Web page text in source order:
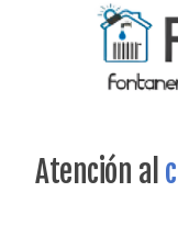
Atención al